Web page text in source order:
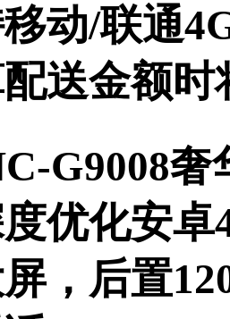
动/联通
送金额
G9008
优化安
，后置